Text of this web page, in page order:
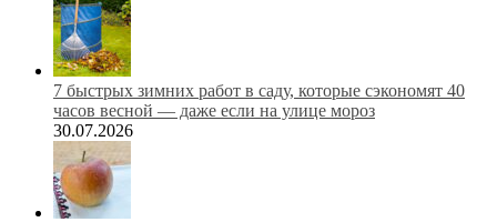
7 быстрых зимних работ в саду, которые сэкономят 40
часов весной — даже если на улице мороз
30.07.2026